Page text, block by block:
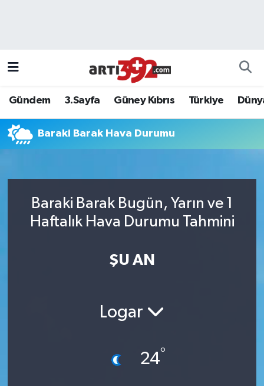
Gündem 3.Sayfa Güney Kıbrıs Türkiye
Baraki Barak Hava Durumu
Baraki Barak Bugün, Yarın ve 1
Haftalık Hava Durumu Tahmini
ŞU AN
Logar
24°